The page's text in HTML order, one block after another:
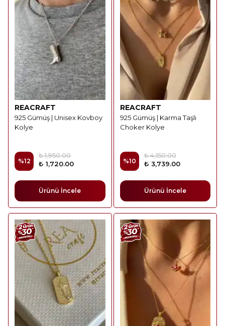
REACRAFT
925 Gümüş | Unisex Kovboy
Kolye
%12
₺ 1,950.00
₺ 1,720.00
Ürünü İncele
REACRAFT
925 Gümüş | Karma Taşlı
Choker Kolye
%10
₺ 4,150.00
₺ 3,739.00
Ürünü İncele